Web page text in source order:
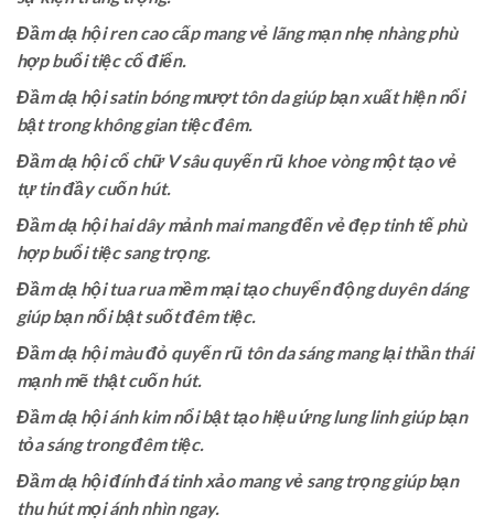
Đầm dạ hội ren cao cấp mang vẻ lãng mạn nhẹ nhàng phù
hợp buổi tiệc cổ điển.
Đầm dạ hội satin bóng mượt tôn da giúp bạn xuất hiện nổi
bật trong không gian tiệc đêm.
Đầm dạ hội cổ chữ V sâu quyến rũ khoe vòng một tạo vẻ
tự tin đầy cuốn hút.
Đầm dạ hội hai dây mảnh mai mang đến vẻ đẹp tinh tế phù
hợp buổi tiệc sang trọng.
Đầm dạ hội tua rua mềm mại tạo chuyển động duyên dáng
giúp bạn nổi bật suốt đêm tiệc.
Đầm dạ hội màu đỏ quyến rũ tôn da sáng mang lại thần thái
mạnh mẽ thật cuốn hút.
Đầm dạ hội ánh kim nổi bật tạo hiệu ứng lung linh giúp bạn
tỏa sáng trong đêm tiệc.
Đầm dạ hội đính đá tinh xảo mang vẻ sang trọng giúp bạn
thu hút mọi ánh nhìn ngay.